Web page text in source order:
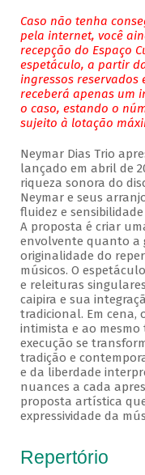
Caso não tenha
pela internet, você
recepção do Espaço
espetáculo, a partir
ingressos reservados
receberá apenas um
o caso, estando o
sujeito à lotação
Neymar Dias Trio
lançado em abril de
riqueza sonora do
Neymar e seus
fluidez e
A proposta é criar
envolvente quanto a
originalidade do
músicos. O
e releituras
caipira e sua
tradicional. Em cena,
intimista e ao mesmo
execução se
tradição e
e da liberdade
nuances a cada
proposta artística
expressividade da
Repertório